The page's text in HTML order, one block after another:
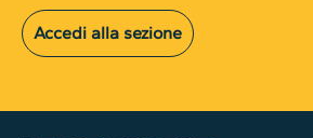
Accedi alla sezione